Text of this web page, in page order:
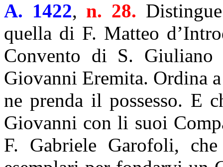
A. 1422, n. 28.
quella di F. Matteo
Convento di S.
Giovanni Eremita. Ordina
ne prenda il possesso. E
Giovanni con li suoi
F. Gabriele Garofoli,